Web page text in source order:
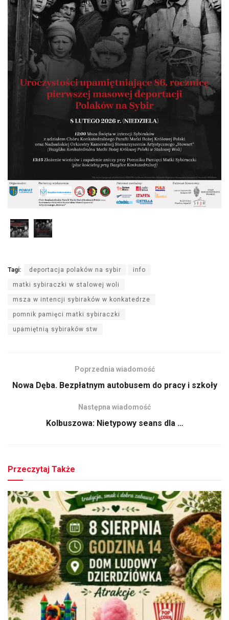
Tagi: deportacja polaków na sybir info
matki sybiraczki w stalowej woli
msza w intencji sybiraków w konkatedrze
pomnik pamięci matki sybiraczki
upamiętnią sybiraków stw
Poprzednia wiadomość
Nowa Dęba. Bezpłatnym autobusem do pracy i szkoły
Następna wiadomość
Kolbuszowa: Nietypowy seans dla …
Przeczytaj Także